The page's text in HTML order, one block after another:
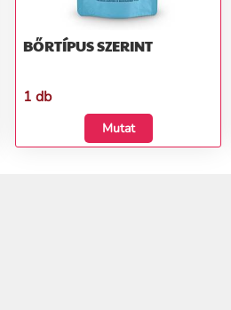
BŐRTÍPUS SZERINT
1 db
Mutat